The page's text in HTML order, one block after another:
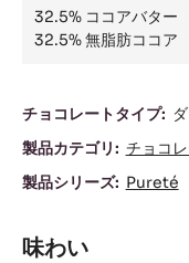
32.5% ココアバター
32.5%無脂肪ココア
成
分
チョコレートタイプ:
製品カテゴリ: チョコ
製品シリーズ: Pureté
味わい